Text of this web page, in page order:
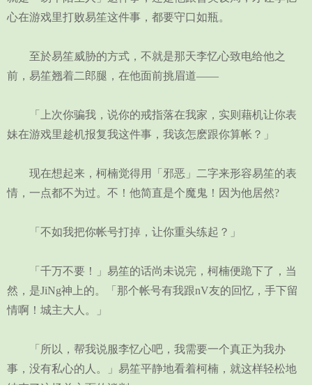
心在游戏里打败易笙这件事，都要守口如瓶。
至於易笙威胁的方式，不就是那天李忆心致电给他之
前，易笙翘着二郎腿，在他面前挑眉道——
「上次你骗我，说你的戒指落在我家，实则藉机让你表
妹在游戏里趁机报复我这件事，我该怎麽跟你算帐？」
现在想起来，柯楠觉得用「邪恶」二字来形容易笙的表
情，一点都不为过。不！他简直是个魔鬼！因为他居然?
「不如我把你帐号打掉，让你重头练起？」
「千万不要！」易笙的话尚未说完，柯楠便跪下了，当
然，是JiNg神上的。「那个帐号有我跟nV友的回忆，手下留
情啊！城主大人。」
「所以，帮我说服李忆心吧，我需要一个真正为我办
事，没有私心的人。」易笙平静地看着柯楠，就这样轻松地